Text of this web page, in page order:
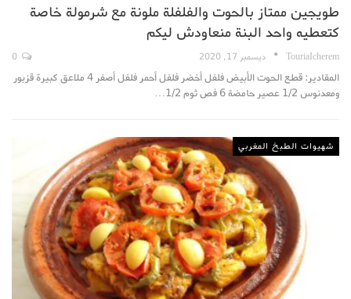
طويجين ممتاز بالحوت والفلفلة ملونة مع شرمولة خاصة
كتعطيه واحد البنة منعاودش ليكم
TouriaIcherem ديسمبر 17, 2020
المقادير: قطع الحوت الأبيض فلفل أخضر فلفل أحمر فلفل أصفر 4 ملاعق كبيرة قزبور
ومعدنوس 1/2 عصير حامضة 6 فص ثوم 1/2…
شهيوات الطبخ المغربي